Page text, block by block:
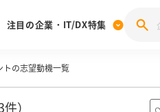
卒] 本選考体験記投稿キャンペーン
んなのDX企業就職ブランド調査
注目の企業・IT/DX特集
トの志望動機一覧
）